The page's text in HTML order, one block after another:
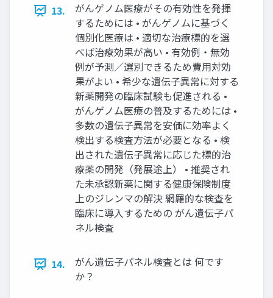
13.
がんゲノム医療がその有効性を発揮
するためには • がんゲノムに基づく
個別化医療は • 適切な治療標的を選
べば治療効果が⾼い • 有効例・無効
例が予測／選別できるため費⽤対効
果がよい • 希少な遺伝⼦異常に対する
新薬開発の臨床試験も促進される •
がんゲノム医療の普及するためには •
多数の遺伝⼦異常を安価に効率よく
検出する検査⽅法が必要となる • 検
出された遺伝⼦異常に応じた標的治
療薬の開発（発展途上） • 推奨され
た未承認新薬に関する健康保険制度
上のジレンマの解決 網羅的な検査を
臨床に導⼊するための がん遺伝⼦パ
ネル検査
14.
がん遺伝⼦パネル検査とは 何です
か？